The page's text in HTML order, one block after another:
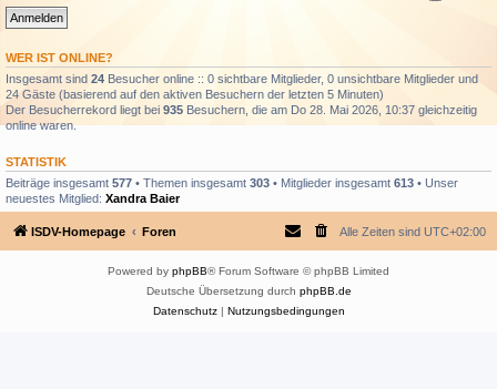
WER IST ONLINE?
Insgesamt sind 24 Besucher online :: 0 sichtbare Mitglieder, 0 unsichtbare Mitglieder und
24 Gäste (basierend auf den aktiven Besuchern der letzten 5 Minuten)
Der Besucherrekord liegt bei 935 Besuchern, die am Do 28. Mai 2026, 10:37 gleichzeitig
online waren.
STATISTIK
Beiträge insgesamt 577 • Themen insgesamt 303 • Mitglieder insgesamt 613 • Unser
neuestes Mitglied: Xandra Baier
ISDV-Homepage Foren Alle Zeiten sind UTC+02:00
Powered by phpBB® Forum Software © phpBB Limited
Deutsche Übersetzung durch phpBB.de
Datenschutz| Nutzungsbedingungen